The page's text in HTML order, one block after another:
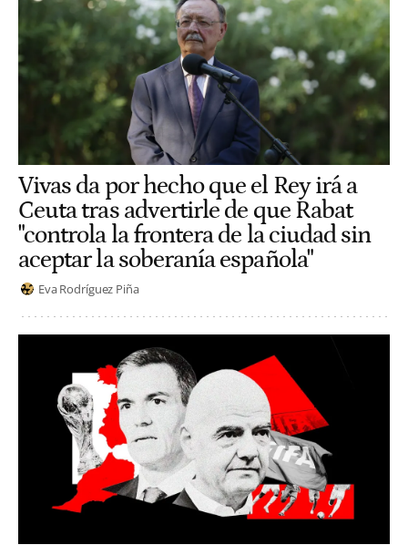
Vivas da por hecho que el Rey irá a
Ceuta tras advertirle de que Rabat
"controla la frontera de la ciudad sin
aceptar la soberanía española"
Eva Rodríguez Piña